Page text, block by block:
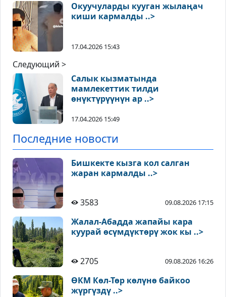
Окуучуларды кууган жылаңач
киши кармалды ..>
17.04.2026 15:43
Следующий >
Салык кызматында
мамлекеттик тилди
өнүктүрүүнүн ар ..>
17.04.2026 15:49
Последние новости
Бишкекте кызга кол салган
жаран кармалды ..>
3583 09.08.2026 17:15
Жалал-Абадда жапайы кара
куурай өсүмдүктөрү жок кы ..>
2705 09.08.2026 16:26
ӨКМ Көл-Төр көлүнө байкоо
жүргүздү ..>